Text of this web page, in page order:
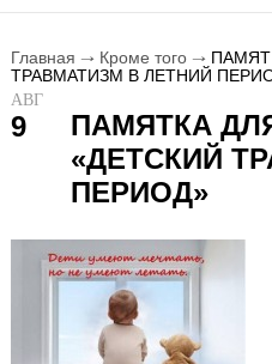
Главная Кроме того
ТРАВМАТИЗМ В ЛЕТНИЙ
АВГ
9
ПАМЯТКА
«ДЕТСКИЙ
ПЕРИОД»